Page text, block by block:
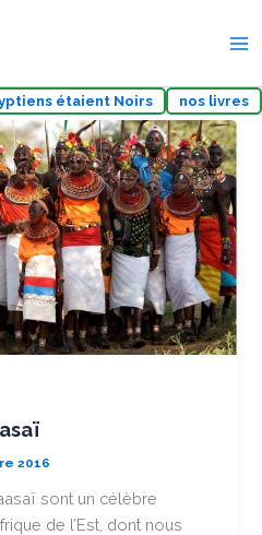
nos livres
étaient Noirs
2016
sont un célèbre
de l’Est, dont nous